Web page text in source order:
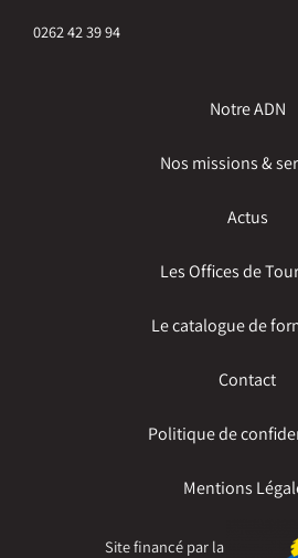
0262 42 39 94
Notre ADN
Nos missions &
Actus
Les Offices de
Le catalogue de
Contact
Politique de
Mentions
Site financé par la